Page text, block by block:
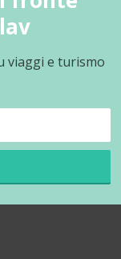
viaggi e turismo